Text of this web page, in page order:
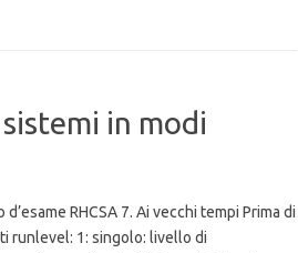
in modi
RHCSA 7. Ai vecchi tempi Prima di
runlevel: 1: singolo: livello di